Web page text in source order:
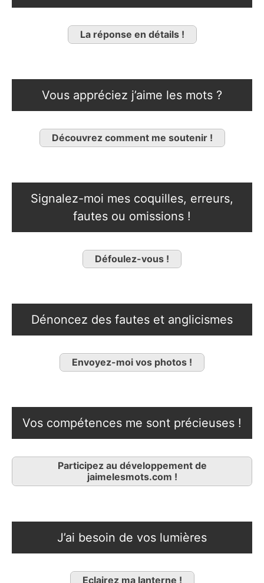
La réponse en détails !
Vous appréciez j’aime les mots ?
Découvrez comment me soutenir !
Signalez-moi mes coquilles, erreurs,
fautes ou omissions !
Défoulez-vous !
Dénoncez des fautes et anglicismes
Envoyez-moi vos photos !
Vos compétences me sont précieuses !
Participez au développement de
jaimelesmots.com !
J’ai besoin de vos lumières
Eclairez ma lanterne !